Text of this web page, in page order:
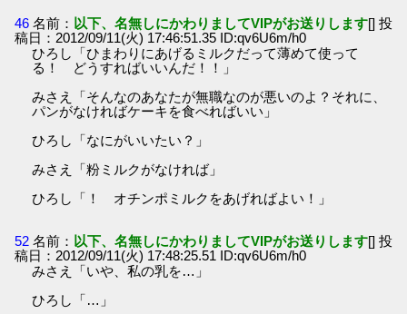
46 名前： 以下、名無しにかわりましてVIPがお送りします[] 投
稿日：2012/09/11(火) 17:46:51.35 ID:qv6U6m/h0
ひろし「ひまわりにあげるミルクだって薄めて使って
る！ どうすればいいんだ！！」
みさえ「そんなのあなたが無職なのが悪いのよ？それに、
パンがなければケーキを食べればいい」
ひろし「なにがいいたい？」
みさえ「粉ミルクがなければ」
ひろし「！ オチンポミルクをあげればよい！」
52 名前： 以下、名無しにかわりましてVIPがお送りします[] 投
稿日：2012/09/11(火) 17:48:25.51 ID:qv6U6m/h0
みさえ「いや、私の乳を…」
ひろし「…」